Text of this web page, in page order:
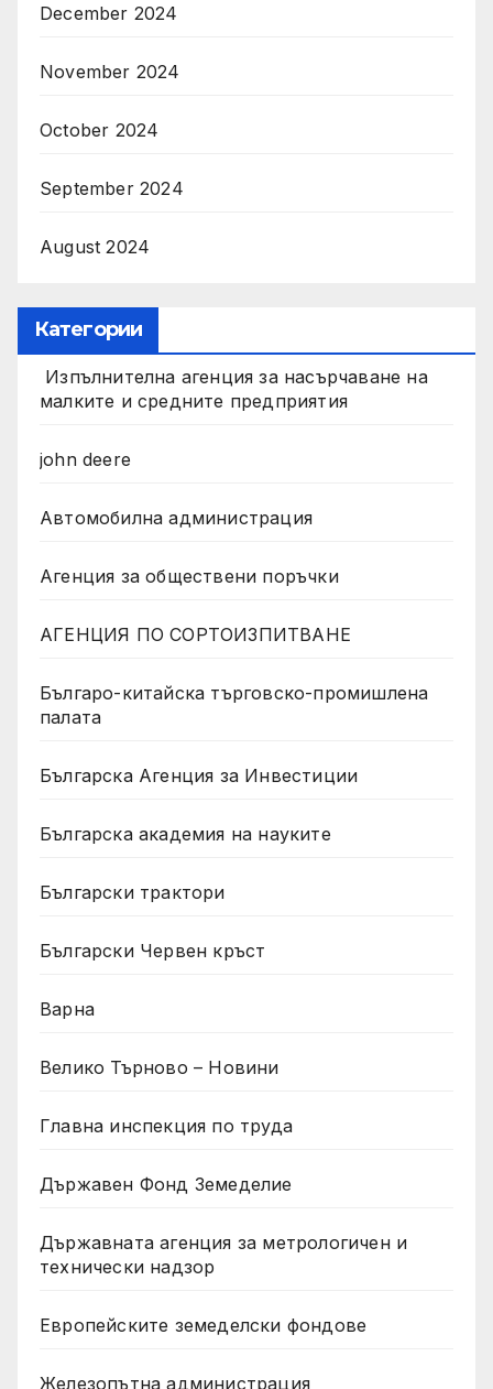
December 2024
November 2024
October 2024
September 2024
August 2024
Категории
Изпълнителна агенция за насърчаване на
малките и средните предприятия
john deere
Автомобилна администрация
Агенция за обществени поръчки
АГЕНЦИЯ ПО СОРТОИЗПИТВАНЕ
Българо-китайска търговско-промишлена
палата
Българска Агенция за Инвестиции
Българска академия на науките
Български трактори
Български Червен кръст
Варна
Велико Търново – Новини
Главна инспекция по труда
Държавен Фонд Земеделие
Държавната агенция за метрологичен и
технически надзор
Европейските земеделски фондове
Железопътна администрация